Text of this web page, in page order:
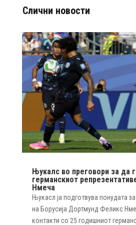
Слични новости
Њукалс во преговори за да
германскиот
Нмеча
Њукасл ја подготвува понудата
на Борусија Дортмунд Феликс
контакти со 25 годишниот